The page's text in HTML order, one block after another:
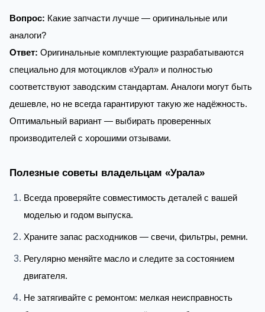
Вопрос: Какие запчасти лучше — оригинальные или
аналоги?
Ответ: Оригинальные комплектующие разрабатываются
специально для мотоциклов «Урал» и полностью
соответствуют заводским стандартам. Аналоги могут быть
дешевле, но не всегда гарантируют такую же надёжность.
Оптимальный вариант — выбирать проверенных
производителей с хорошими отзывами.
Полезные советы владельцам «Урала»
Всегда проверяйте совместимость деталей с вашей
моделью и годом выпуска.
Храните запас расходников — свечи, фильтры, ремни.
Регулярно меняйте масло и следите за состоянием
двигателя.
Не затягивайте с ремонтом: мелкая неисправность